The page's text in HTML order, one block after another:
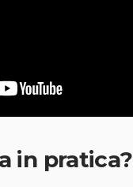
in pratica?